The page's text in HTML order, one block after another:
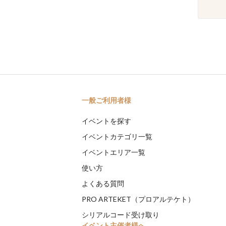
一般ご利用者様
イベントを探す
イベントカテゴリ一覧
イベントエリア一覧
使い方
よくある質問
PRO ARTEKET（プロアルテケト）
シリアルコード受け取り